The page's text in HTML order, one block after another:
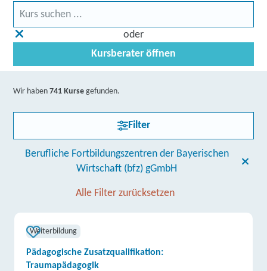
oder
Kursberater öffnen
Wir haben741 Kurse gefunden.
Filter
Berufliche Fortbildungszentren der Bayerischen
Wirtschaft (bfz) gGmbH
Alle Filter zurücksetzen
Weiterbildung
Pädagogische Zusatzqualifikation:
Traumapädagogik